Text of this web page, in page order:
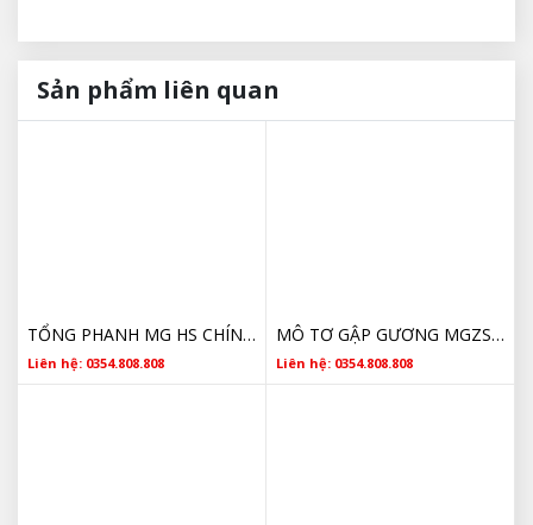
Sản phẩm liên quan
TỔNG PHANH MG HS CHÍNH HÃNG
Liên hệ: 0354.808.808
MÔ TƠ GẬP GƯƠNG MGZS ZIN THEO XE GIÁ RẺ
Liên hệ: 0354.808.808